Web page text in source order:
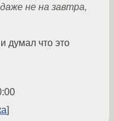
не на завтра,
думал что это